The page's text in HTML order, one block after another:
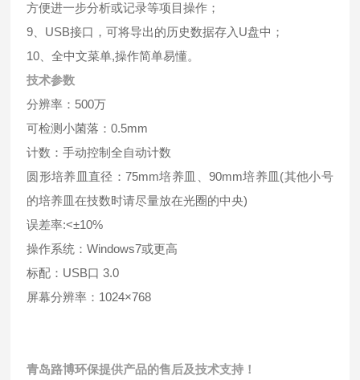
方便进一步分析或记录等项目操作；
9、USB接口，可将导出的历史数据存入U盘中；
10、全中文菜单,操作简单易懂。
技术参数
分辨率：500万
可检测小菌落：0.5mm
计数：手动控制全自动计数
圆形培养皿直径：75mm培养皿、90mm培养皿(其他小号
的培养皿在技数时请尽量放在光圈的中央)
误差率:<±10%
操作系统：Windows7或更高
标配：USB口 3.0
屏幕分辨率：1024×768
青岛路博环保提供产品的售后及技术支持！